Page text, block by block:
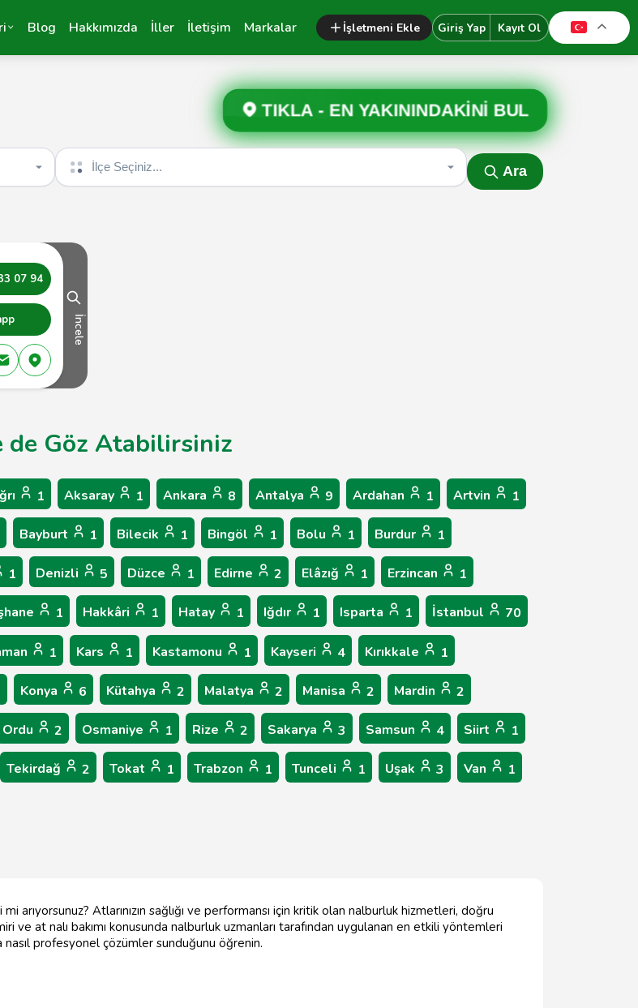
Blog Hakkımızda İller İletişim Markalar İşletmeni Ekle Giriş Yap Kayıt Ol
TIKLA -EN YAKININDAKİNİ BUL
İlçe seçin
Ara
07 94
İncele
Göz Atabilirsiniz
1 Aksaray 1 Ankara 8 Antalya 9 Ardahan 1 Artvin 1
Bayburt 1 Bilecik 1 Bingöl 1 Bolu 1 Burdur 1
1 Denizli 5 Düzce 1 Edirne 2 Elâzığ 1 Erzincan 1
1 Hakkâri 1 Hatay 1 Iğdır 1 Isparta 1 İstanbul 70
1 Kars 1 Kastamonu 1 Kayseri 4 Kırıkkale 1
Konya 6 Kütahya 2 Malatya 2 Manisa 2 Mardin 2
Ordu 2 Osmaniye 1 Rize 2 Sakarya 3 Samsun 4 Siirt 1
Tekirdağ 2 Tokat 1 Trabzon 1 Tunceli 1 Uşak 3 Van 1
arıyorsunuz? Atlarınızın sağlığı ve performansı için kritik olan nalburluk hizmetleri, doğru
ve at nalı bakımı konusunda nalburluk uzmanları tarafından uygulanan en etkili yöntemleri
nasıl profesyonel çözümler sunduğunu öğrenin.